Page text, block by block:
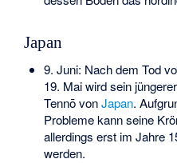
Japan
9. Juni: Nach dem Tod
19. Mai wird sein
Tennō vonJapan.
Probleme kann seine
allerdings erst im Jahre
werden.